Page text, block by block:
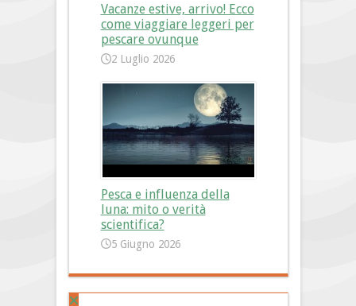
Vacanze estive, arrivo! Ecco
come viaggiare leggeri per
pescare ovunque
2 Luglio 2026
Pesca e influenza della
luna: mito o verità
scientifica?
5 Giugno 2026